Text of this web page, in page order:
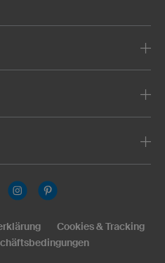
Cookies & Tracking